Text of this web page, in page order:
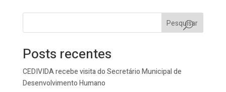
Pesquisar
Posts recentes
CEDIVIDA recebe visita do Secretário Municipal de
Desenvolvimento Humano